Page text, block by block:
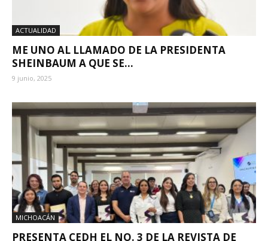
ACTUALIDAD
ME UNO AL LLAMADO DE LA PRESIDENTA
SHEINBAUM A QUE SE...
9 junio, 2025
MICHOACÁN
PRESENTA CEDH EL NO. 3 DE LA REVISTA DE